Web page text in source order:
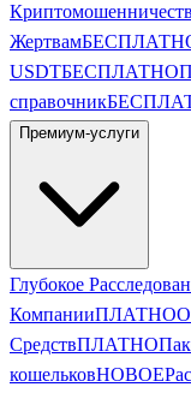
Жертвам
USDTБЕСПЛАТНО
справочник
Премиум-услуги
Глубокое
КомпанииПЛАТНО
СредствПЛАТНО
кошельковНОВОЕ